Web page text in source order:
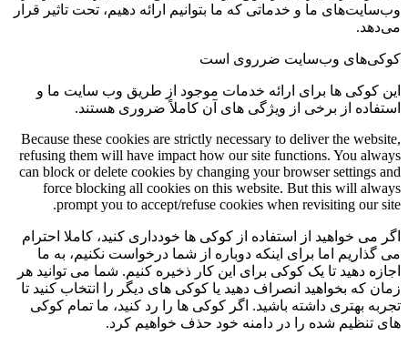
وب‌سایت‌های ما و خدماتی که ما بتوانیم ارائه دهیم، تحت تاثیر قرار
می‌دهد.
کوکی‌های وب‌سایت ضرروی است
این کوکی ها برای ارائه خدمات موجود از طریق وب سایت ما و
استفاده از برخی از ویژگی های آن کاملاً ضروری هستند.
Because these cookies are strictly necessary to deliver the website,
refusing them will have impact how our site functions. You always
can block or delete cookies by changing your browser settings and
force blocking all cookies on this website. But this will always
prompt you to accept/refuse cookies when revisiting our site.
اگر می خواهید از استفاده از کوکی ها خودداری کنید، کاملا احترام
می گذاریم اما برای اینکه دوباره از شما درخواست نکنیم، به ما
اجازه دهید تا یک کوکی برای این کار ذخیره کنیم. شما می توانید هر
زمان که بخواهید انصراف دهید یا کوکی های دیگر را انتخاب کنید تا
تجربه بهتری داشته باشید. اگر کوکی ها را رد کنید، ما تمام کوکی
های تنظیم شده را در دامنه خود حذف خواهیم کرد.